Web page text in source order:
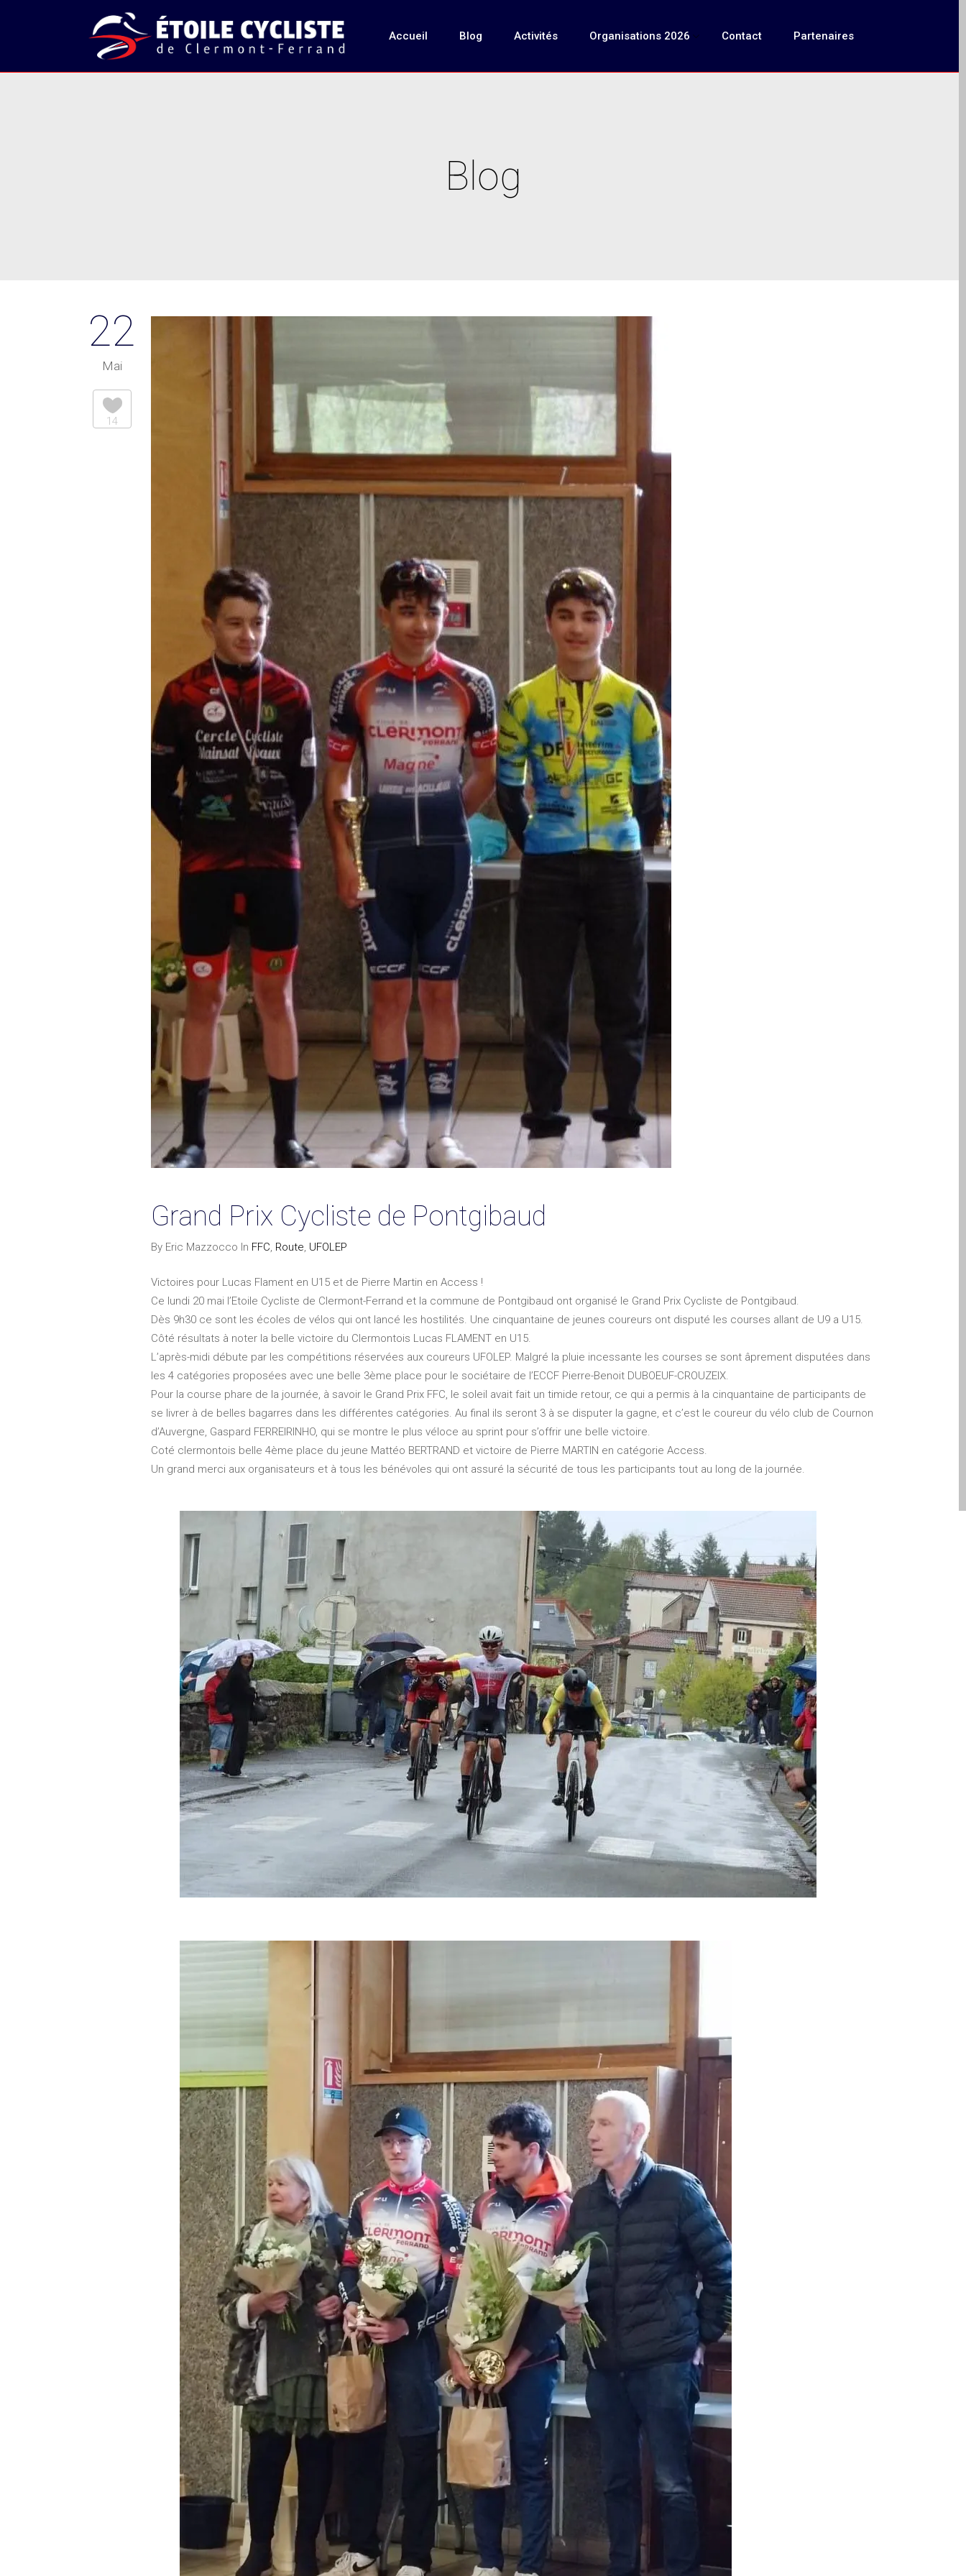
Accueil Blog Activités Organisations 2026 Contact Partenaires
Blog
22
Mai
14
Grand Prix Cycliste de Pontgibaud
By Eric Mazzocco In FFC, Route, UFOLEP
Victoires pour Lucas Flament en U15 et de Pierre Martin en Access !
Ce lundi 20 mai l’Etoile Cycliste de Clermont-Ferrand et la commune de Pontgibaud ont organisé le Grand Prix Cycliste de Pontgibaud.
Dès 9h30 ce sont les écoles de vélos qui ont lancé les hostilités. Une cinquantaine de jeunes coureurs ont disputé les courses allant de U9 a U15.
Côté résultats à noter la belle victoire du Clermontois Lucas FLAMENT en U15.
L’après-midi débute par les compétitions réservées aux coureurs UFOLEP. Malgré la pluie incessante les courses se sont âprement disputées dans
les 4 catégories proposées avec une belle 3ème place pour le sociétaire de l’ECCF Pierre-Benoit DUBOEUF-CROUZEIX.
Pour la course phare de la journée, à savoir le Grand Prix FFC, le soleil avait fait un timide retour, ce qui a permis à la cinquantaine de participants de
se livrer à de belles bagarres dans les différentes catégories. Au final ils seront 3 à se disputer la gagne, et c’est le coureur du vélo club de Cournon
d’Auvergne, Gaspard FERREIRINHO, qui se montre le plus véloce au sprint pour s’offrir une belle victoire.
Coté clermontois belle 4ème place du jeune Mattéo BERTRAND et victoire de Pierre MARTIN en catégorie Access.
Un grand merci aux organisateurs et à tous les bénévoles qui ont assuré la sécurité de tous les participants tout au long de la journée.